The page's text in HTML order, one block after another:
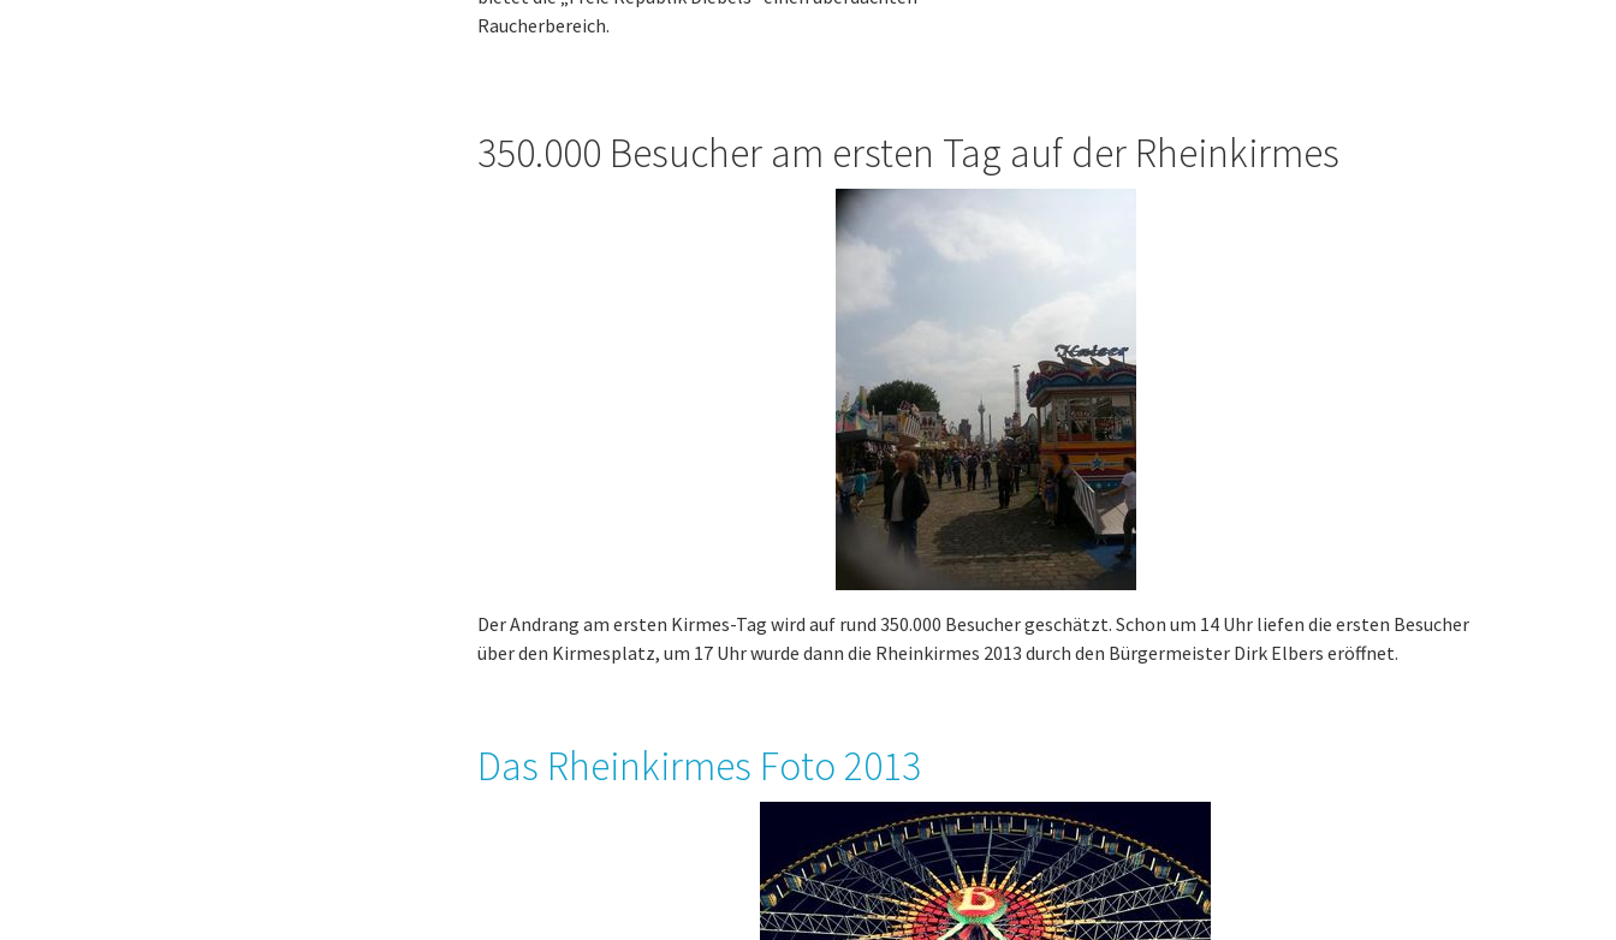
Raucherbereich.
350.000 Besucher am ersten Tag auf der Rheinkirmes
Der Andrang am ersten Kirmes-Tag wird auf rund 350.000 Besucher geschätzt. Schon um 14 Uhr liefen die ersten Besucher
über den Kirmesplatz, um 17 Uhr wurde dann die Rheinkirmes 2013 durch den Bürgermeister Dirk Elbers eröffnet.
Das Rheinkirmes Foto 2013